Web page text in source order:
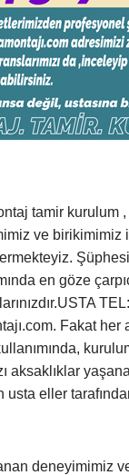
tamir kurulum ,
ve birikimimiz
en göze
TEL:
Fakat her
aksaklıklar
usta eller
deneyimimiz